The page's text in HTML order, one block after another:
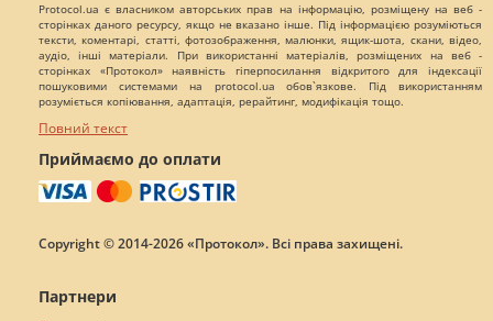
Protocol.ua є власником авторських прав на інформацію, розміщену на веб -
сторінках даного ресурсу, якщо не вказано інше. Під інформацією розуміються
тексти, коментарі, статті, фотозображення, малюнки, ящик-шота, скани, відео,
аудіо, інші матеріали. При використанні матеріалів, розміщених на веб -
сторінках «Протокол» наявність гіперпосилання відкритого для індексації
пошуковими системами на protocol.ua обов`язкове. Під використанням
розуміється копіювання, адаптація, рерайтинг, модифікація тощо.
Повний текст
Приймаємо до оплати
Copyright © 2014-2026 «Протокол». Всі права захищені.
Партнери